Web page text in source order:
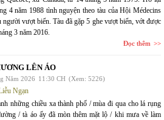
4 năm 1988 tình nguyện theo tàu của Hội Médecins
vượt biển. Tàu đã gặp 5 ghe vượt biển, vớt được
3 năm 2016.
Đọc thêm
LÊN ÁO
Năm 2026 11:30 CH (Xem: 5226)
Ngạn
những chiều xa thành phố / mùa đi qua cho lá rụng
/ tà áo ấy đã mòn thêm mặt lộ / khi mưa về làm